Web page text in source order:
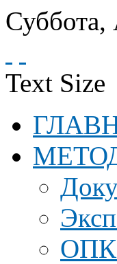
Суббота,
Text Size
ОПК